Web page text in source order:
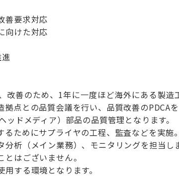
善要求対応
向けた対応
改善のため、1年に一度ほど海外にある製
点との品質会議を行い、品質改善のPDCAを
ドメディア）部品の品質管理となります。
ためにサプライヤの工程、監査などを実施。
析（メイン業務）、モニタリングを担当し
はございません。
する環境となります。